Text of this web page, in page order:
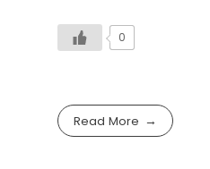
0
Read More